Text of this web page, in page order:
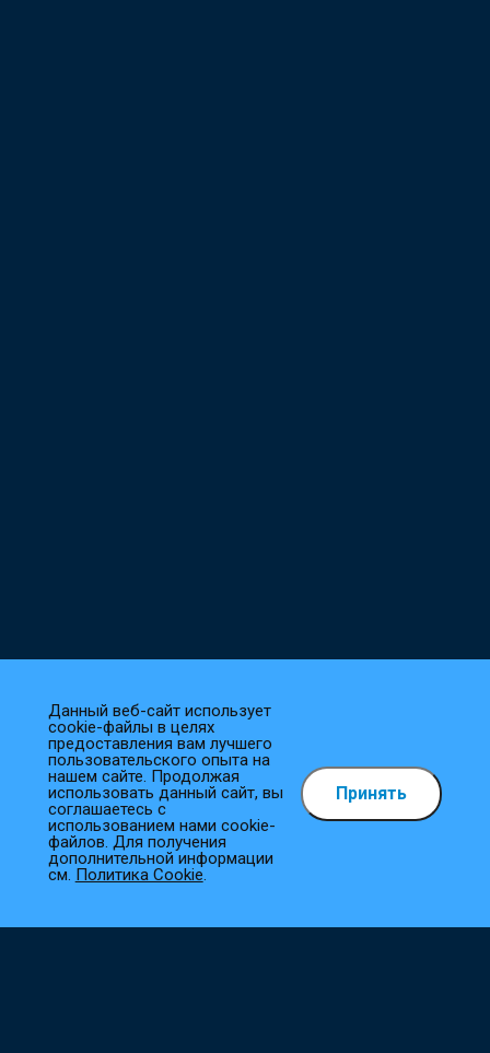
Как сделать заказ?
Выберите товар
Добавьте необходимые товары в корзину.
2 Оформите заказ
Данный веб-сайт использует
cookie-файлы в целях
предоставления вам лучшего
пользовательского опыта на
нашем сайте. Продолжая
использовать данный сайт, вы
соглашаетесь с
использованием нами cookie-
файлов. Для получения
дополнительной информации
см. Политика Cookie.
Принять